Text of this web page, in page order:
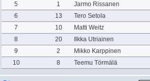
5
1
Jarmo Rissanen
6
13
Tero Setola
7
10
Matti Weitz
8
20
Ilkka Utriainen
9
2
Mikko Karppinen
10
8 Teemu Törmälä